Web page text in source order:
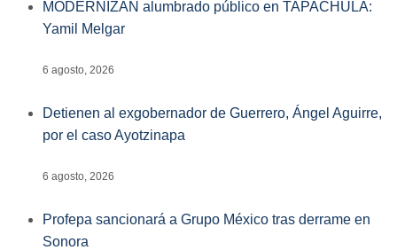
MODERNIZAN alumbrado público en TAPACHULA:
Yamil Melgar
6 agosto, 2026
Detienen al exgobernador de Guerrero, Ángel Aguirre,
por el caso Ayotzinapa
6 agosto, 2026
Profepa sancionará a Grupo México tras derrame en
Sonora